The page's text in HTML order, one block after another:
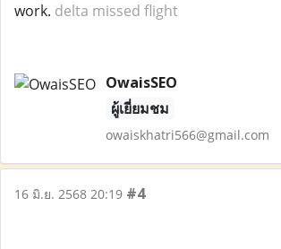
work. delta missed flight
OwaisSEO
ผู้เยี่ยมชม
owaiskhatri566@gmail.com
16 มิ.ย. 2568 20:19 #4